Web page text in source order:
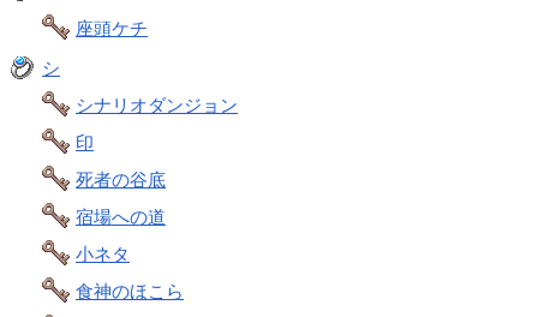
座頭ケチ
シ
シナリオダンジョン
印
死者の谷底
宿場への道
小ネタ
食神のほこら